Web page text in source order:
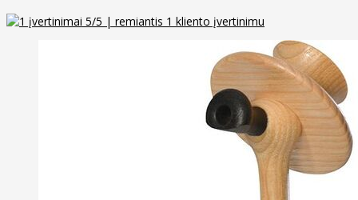
5/5 | remiantis 1 kliento įvertinimu